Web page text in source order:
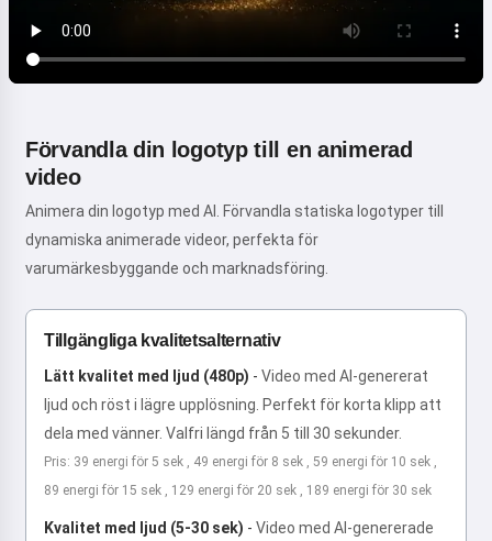
Förvandla din logotyp till en animerad
video
Animera din logotyp med AI. Förvandla statiska logotyper till
dynamiska animerade videor, perfekta för
varumärkesbyggande och marknadsföring.
Tillgängliga kvalitetsalternativ
Lätt kvalitet med ljud (480p) - Video med AI-genererat
ljud och röst i lägre upplösning. Perfekt för korta klipp att
dela med vänner. Valfri längd från 5 till 30 sekunder.
Pris: 39 energi för 5 sek , 49 energi för 8 sek , 59 energi för 10 sek ,
89 energi för 15 sek , 129 energi för 20 sek , 189 energi för 30 sek
Kvalitet med ljud (5-30 sek) - Video med AI-genererade